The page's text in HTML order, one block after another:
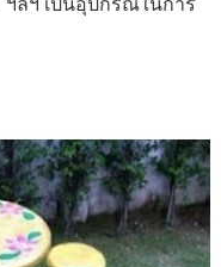
ฯลฯ เป็นอุปกรณ์ในการ